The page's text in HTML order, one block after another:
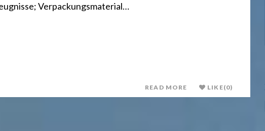
Verpackungsmaterial…
READ MORE LIKE(0)